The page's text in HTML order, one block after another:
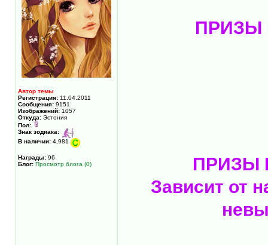
Автор темы
Регистрация: 11.04.2011
Сообщения: 9151
Изображений: 1057
Откуда: Эстония
Пол:
Знак зодиака:
В наличии: 4,981
Награды: 96
Блог: Просмотр блога (0)
ПРИЗЫ
ПРИЗЫ
Зависит от